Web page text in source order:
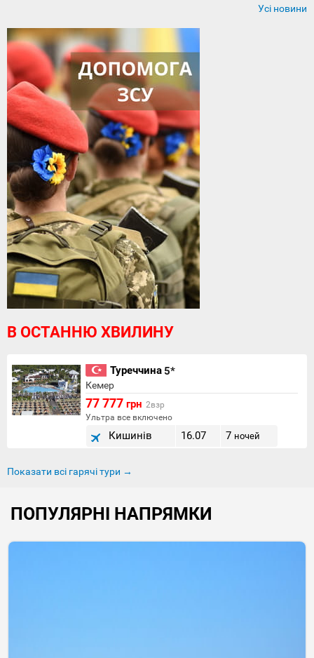
Усі новини
В ОСТАННЮ ХВИЛИНУ
Туреччина5*
Кемер
77 777 грн 2взр
Ультра все включено
Кишинів 16.07 7 ночей
Показати всі гарячі тури →
ПОПУЛЯРНІ НАПРЯМКИ